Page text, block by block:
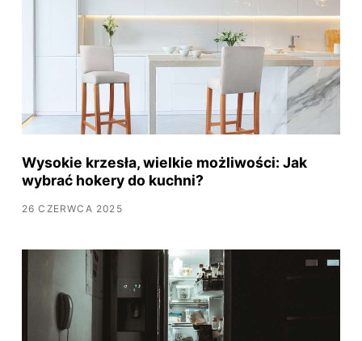
Wysokie krzesła, wielkie możliwości: Jak
wybrać hokery do kuchni?
26 CZERWCA 2025